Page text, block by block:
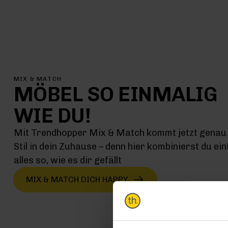
MIX & MATCH
MÖBEL SO EINMALIG
WIE DU!
Mit Trendhopper Mix & Match kommt jetzt genau
Stil in dein Zuhause – denn hier kombinierst du
alles so, wie es dir gefällt
MIX & MATCH DICH HAPPY